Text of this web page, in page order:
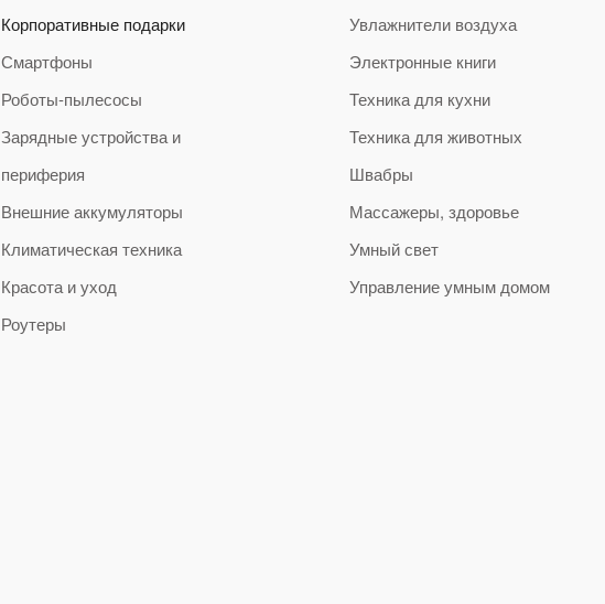
Корпоративные подарки
Смартфоны
Роботы-пылесосы
Зарядные устройства и
периферия
Внешние аккумуляторы
Климатическая техника
Красота и уход
Роутеры
Увлажнители воздуха
Электронные книги
Техника для кухни
Техника для животных
Швабры
Массажеры, здоровье
Умный свет
Управление умным домом